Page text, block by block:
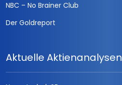
NBC – No Brainer Club
Der Goldreport
Aktuelle Aktienanalysen